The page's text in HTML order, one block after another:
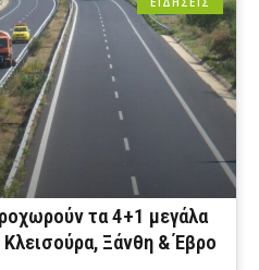
τα 4+1 μεγάλα
Ξάνθη & Έβρο